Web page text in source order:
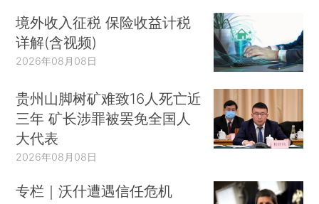
境外收入征税 保险收益计税
详解(含视频)
2026年08月08日
贵州山脚树矿难致16人死亡近
三年 矿长涉罪被罢免全国人
大代表
2026年08月08日
专栏｜沃什遭遇信任危机